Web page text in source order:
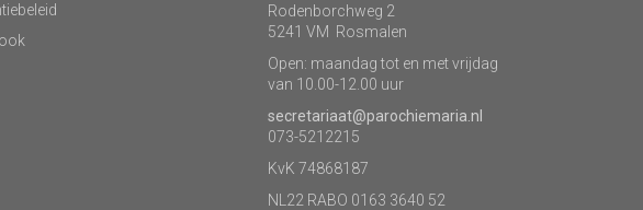
Rodenborchweg 2
5241 VM Rosmalen
Open: maandag tot en met vrijdag
van 10.00-12.00 uur
secretariaat@parochiemaria.nl
073-5212215
KvK 74868187
NL22 RABO 0163 3640 52